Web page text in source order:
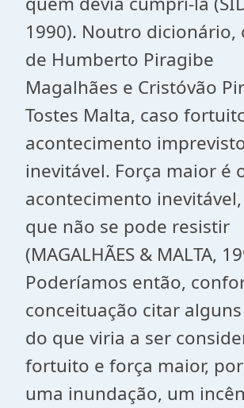
1990). Noutro dicionário,
de Humberto Piragibe
Magalhães e Cristóvão
Tostes Malta, caso
acontecimento
inevitável. Força maior é
acontecimento
que não se pode resistir
(MAGALHÃES & MALTA,
Poderíamos então,
conceituação citar
do que viria a ser
fortuito e força maior,
uma inundação, um